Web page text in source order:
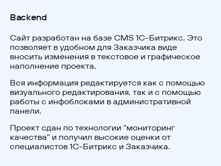
Backend
Сайт разработан на базе CMS 1С-Битрикс. Это
позволяет в удобном для Заказчика виде
вносить изменения в текстовое и графическое
наполнение проекта.
Вся информация редактируется как с помощью
визуального редактирования, так и с помощью
работы с инфоблоками в административной
панели.
Проект сдан по технологии “мониторинг
качества” и получил высокие оценки от
специалистов 1С-Битрикс и Заказчика.